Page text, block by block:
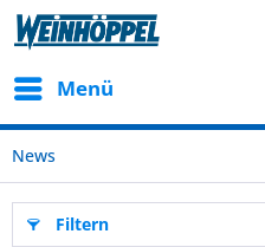
Menü
News
Filtern